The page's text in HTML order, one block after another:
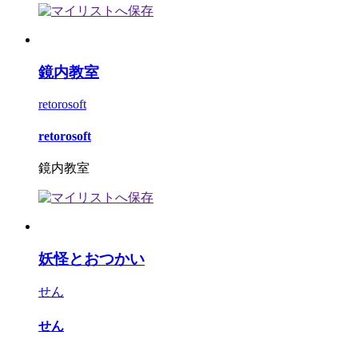
鏡内教室
retorosoft
retorosoft
鏡内教室
妖怪とおつかい
せん
せん